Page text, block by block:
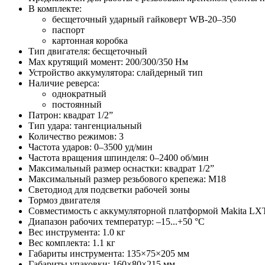
В комплекте:
бесщеточный ударный гайковерт WB-20–350
паспорт
картонная коробка
Тип двигателя: бесщеточный
Max крутящий момент: 200/300/350 Нм
Устройство аккумулятора: слайдерный тип
Наличие реверса:
однократный
постоянный
Патрон: квадрат 1/2”
Тип удара: тангенциальный
Количество режимов: 3
Частота ударов: 0–3500 уд/мин
Частота вращения шпинделя: 0–2400 об/мин
Максимальный размер оснастки: квадрат 1/2”
Максимальный размер резьбового крепежа: М18
Светодиод для подсветки рабочей зоны
Тормоз двигателя
Совместимость с аккумуляторной платформой Makita
Диапазон рабочих температур: –15...+50 °С
Вес инструмента: 1.0 кг
Вес комплекта: 1.1 кг
Габариты инструмента: 135×75×205 мм